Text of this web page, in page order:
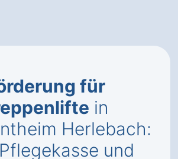
für
in
Herlebach:
und